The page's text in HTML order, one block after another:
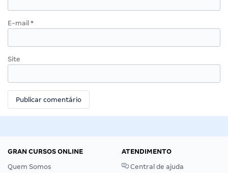
E-mail *
Site
GRAN CURSOS ONLINE
Quem Somos
ATENDIMENTO
Central de ajuda